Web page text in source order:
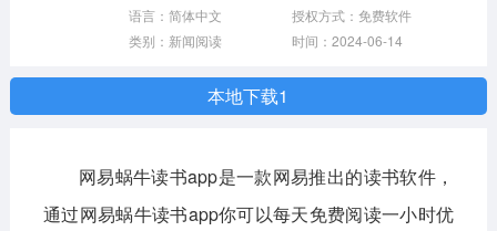
win11下载64位 win11下载32位
安卓游戏
动作射击 经营策略 体育竞技
角色扮演 棋牌桌游
语言：简体中文
授权方式：免费软件
类别：新闻阅读
时间：2024-06-14
本地下载1
网易蜗牛读书app是一款网易推出的读书软件，
通过网易蜗牛读书app你可以每天免费阅读一小时优